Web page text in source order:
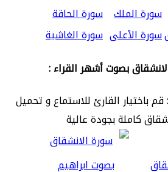
سورة الملك سورة الحاقة
سورة الأعلى سورة الغاشية
بصوت أشهر القراء :
: قم باختيار القارئ للاستماع و تحميل
كاملة بجودة عالية